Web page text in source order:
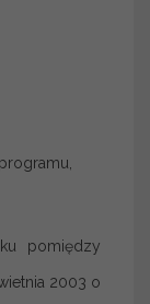
pomiędzy
2003 o